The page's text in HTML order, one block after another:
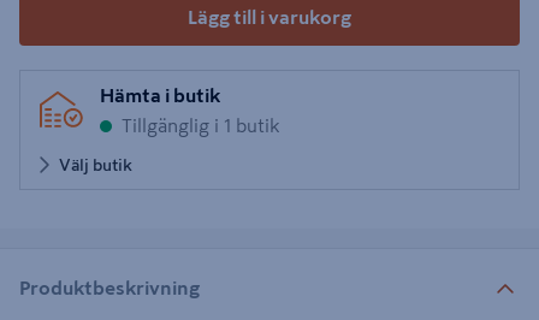
Lägg till i varukorg
Hämta i butik
Tillgänglig i 1 butik
Välj butik
Produktbeskrivning